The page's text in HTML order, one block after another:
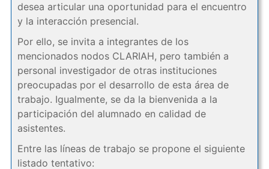
desea articular una oportunidad para el encuentro
y la interacción presencial.
Por ello, se invita a integrantes de los
mencionados nodos CLARIAH, pero también a
personal investigador de otras instituciones
preocupadas por el desarrollo de esta área de
trabajo. Igualmente, se da la bienvenida a la
participación del alumnado en calidad de
asistentes.
Entre las líneas de trabajo se propone el siguiente
listado tentativo: